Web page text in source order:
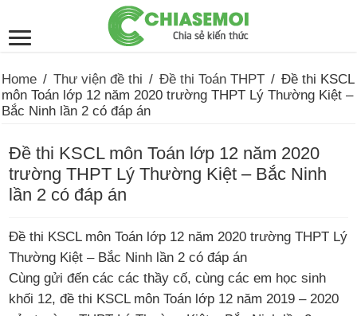
Home / Thư viện đề thi / Đề thi Toán THPT / Đề thi KSCL
môn Toán lớp 12 năm 2020 trường THPT Lý Thường Kiệt –
Bắc Ninh lần 2 có đáp án
Đề thi KSCL môn Toán lớp 12 năm 2020
trường THPT Lý Thường Kiệt – Bắc Ninh
lần 2 có đáp án
Đề thi KSCL môn Toán lớp 12 năm 2020 trường THPT Lý
Thường Kiệt – Bắc Ninh lần 2 có đáp án
Cùng gửi đến các các thầy cố, cùng các em học sinh
khối 12, đề thi KSCL môn Toán lớp 12 năm 2019 – 2020